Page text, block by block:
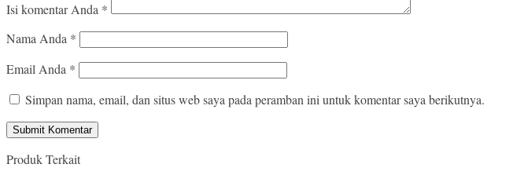
Isi komentar Anda *
Nama Anda *
Email Anda *
Simpan nama, email, dan situs web saya pada peramban ini untuk komentar saya berikutnya.
Produk Terkait